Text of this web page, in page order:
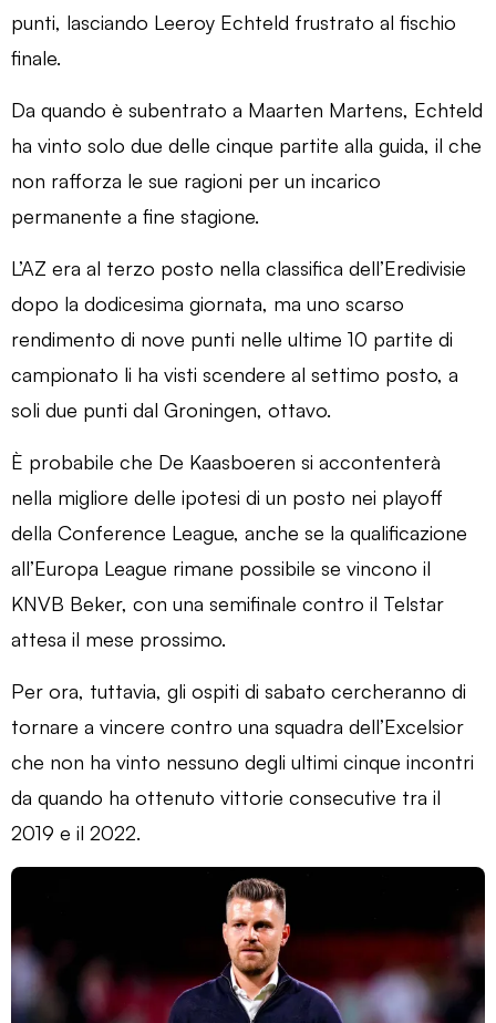
punti, lasciando Leeroy Echteld frustrato al fischio
finale.
Da quando è subentrato a Maarten Martens, Echteld
ha vinto solo due delle cinque partite alla guida, il che
non rafforza le sue ragioni per un incarico
permanente a fine stagione.
L’AZ era al terzo posto nella classifica dell’Eredivisie
dopo la dodicesima giornata, ma uno scarso
rendimento di nove punti nelle ultime 10 partite di
campionato li ha visti scendere al settimo posto, a
soli due punti dal Groningen, ottavo.
È probabile che De Kaasboeren si accontenterà
nella migliore delle ipotesi di un posto nei playoff
della Conference League, anche se la qualificazione
all’Europa League rimane possibile se vincono il
KNVB Beker, con una semifinale contro il Telstar
attesa il mese prossimo.
Per ora, tuttavia, gli ospiti di sabato cercheranno di
tornare a vincere contro una squadra dell’Excelsior
che non ha vinto nessuno degli ultimi cinque incontri
da quando ha ottenuto vittorie consecutive tra il
2019 e il 2022.